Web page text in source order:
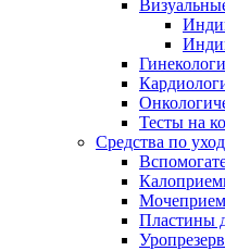
Тесты на
Средства по
Пластины